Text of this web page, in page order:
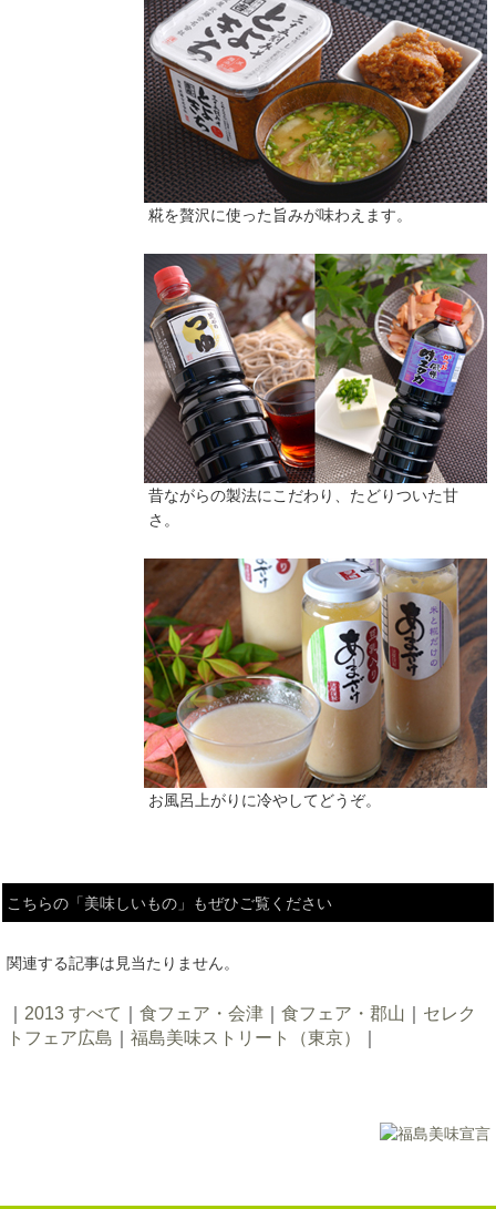
糀を贅沢に使った旨みが味わえます。
昔ながらの製法にこだわり、たどりついた甘
さ。
お風呂上がりに冷やしてどうぞ。
こちらの「美味しいもの」もぜひご覧ください
関連する記事は見当たりません。
2013 すべて 食フェア・会津 食フェア・郡山
セレク
トフェア広島
福島美味ストリート（東京）